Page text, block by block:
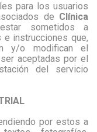
para los usuarios
de Clínica
sometidos a
e instrucciones que,
y/o modifican el
aceptadas por el
del servicio
por estos a